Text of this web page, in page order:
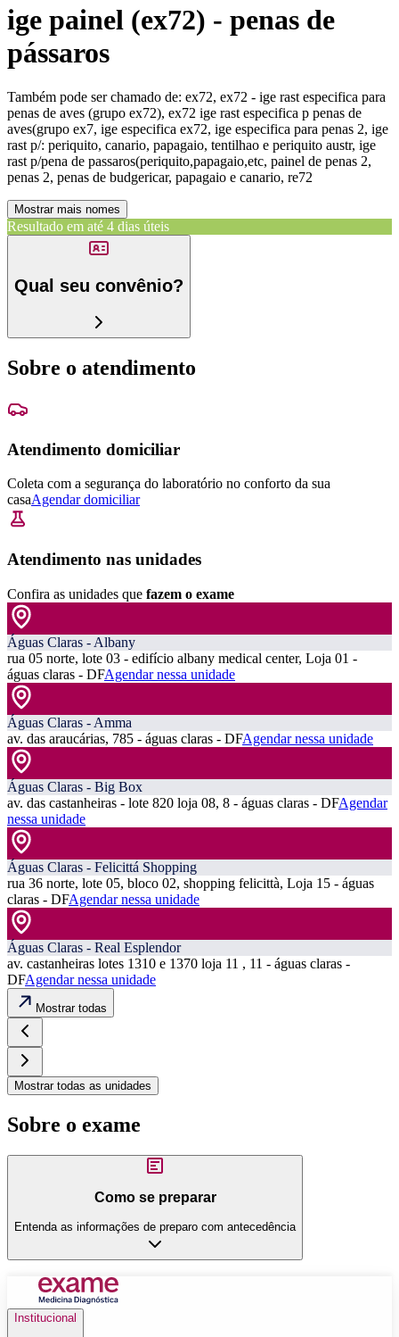
ige painel (ex72) - penas de
pássaros
Também pode ser chamado de: ex72, ex72 - ige rast especifica para
penas de aves (grupo ex72), ex72 ige rast especifica p penas de
aves(grupo ex7, ige especifica ex72, ige especifica para penas 2, ige
rast p/: periquito, canario, papagaio, tentilhao e periquito austr, ige
rast p/pena de passaros(periquito,papagaio,etc, painel de penas 2,
penas 2, penas de budgericar, papagaio e canario, re72
Mostrar mais nomes
Resultado em até 4 dias úteis
Qual seu convênio?
Sobre o atendimento
Atendimento domiciliar
Coleta com a segurança do laboratório no conforto da sua
casaAgendar domiciliar
Atendimento nas unidades
Confira as unidades que fazem o exame
Águas Claras - Albany
rua 05 norte, lote 03 - edifício albany medical center, Loja 01 -
águas claras - DFAgendar nessa unidade
Águas Claras - Amma
av. das araucárias, 785 - águas claras - DFAgendar nessa unidade
Águas Claras - Big Box
av. das castanheiras - lote 820 loja 08, 8 - águas claras - DFAgendar
nessa unidade
Águas Claras - Felicittá Shopping
rua 36 norte, lote 05, bloco 02, shopping felicittà, Loja 15 - águas
claras - DFAgendar nessa unidade
Águas Claras - Real Esplendor
av. castanheiras lotes 1310 e 1370 loja 11 , 11 - águas claras -
DFAgendar nessa unidade
Mostrar todas
Mostrar todas as unidades
Sobre o exame
Como se preparar
Entenda as informações de preparo com antecedência
Institucional